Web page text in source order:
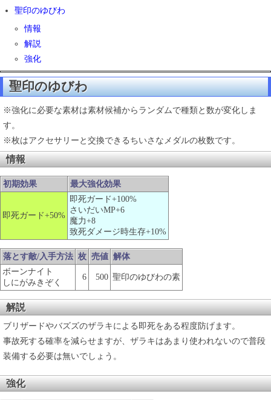
聖印のゆびわ
情報
解説
強化
聖印のゆびわ
※強化に必要な素材は素材候補からランダムで種類と数が変化しま
す。
※枚はアクセサリーと交換できるちいさなメダルの枚数です。
情報
初期効果 最大強化効果
即死ガード+50%
即死ガード+100%
さいだいMP+6
魔力+8
致死ダメージ時生存+10%
落とす敵/入手方法 枚 売値 解体
ボーンナイト
しにがみきぞく
6 500 聖印のゆびわの素
解説
ブリザードやバズズのザラキによる即死をある程度防げます。
事故死する確率を減らせますが、ザラキはあまり使われないので普段
装備する必要は無いでしょう。
強化